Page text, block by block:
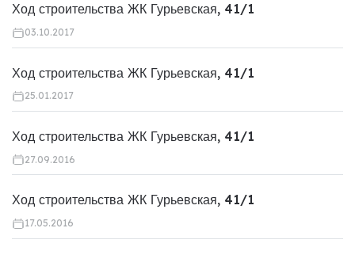
Ход строительства ЖК Гурьевская, 41/1
03.10.2017
Ход строительства ЖК Гурьевская, 41/1
25.01.2017
Ход строительства ЖК Гурьевская, 41/1
27.09.2016
Ход строительства ЖК Гурьевская, 41/1
17.05.2016